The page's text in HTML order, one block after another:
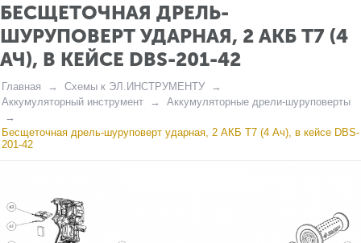
БЕСЩЕТОЧНАЯ ДРЕЛЬ-
ШУРУПОВЕРТ УДАРНАЯ, 2 АКБ T7 (4
АЧ), В КЕЙСЕ DBS-201-42
Главная
Схемы к ЭЛ.ИНСТРУМЕНТУ
Аккумуляторный инструмент
Аккумуляторные дрели-шуруповерты
Бесщеточная дрель-шуруповерт ударная, 2 АКБ T7 (4 Ач), в кейсе DBS-
201-42